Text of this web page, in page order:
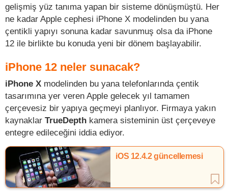
gelişmiş yüz tanıma yapan bir sisteme dönüşmüştü. Her
ne kadar Apple cephesi iPhone X modelinden bu yana
çentikli yapıyı sonuna kadar savunmuş olsa da iPhone
12 ile birlikte bu konuda yeni bir dönem başlayabilir.
iPhone 12 neler sunacak?
iPhone X modelinden bu yana telefonlarında çentik
tasarımına yer veren Apple gelecek yıl tamamen
çerçevesiz bir yapıya geçmeyi planlıyor. Firmaya yakın
kaynaklar TrueDepth kamera sisteminin üst çerçeveye
entegre edileceğini iddia ediyor.
iOS 12.4.2 güncellemesi